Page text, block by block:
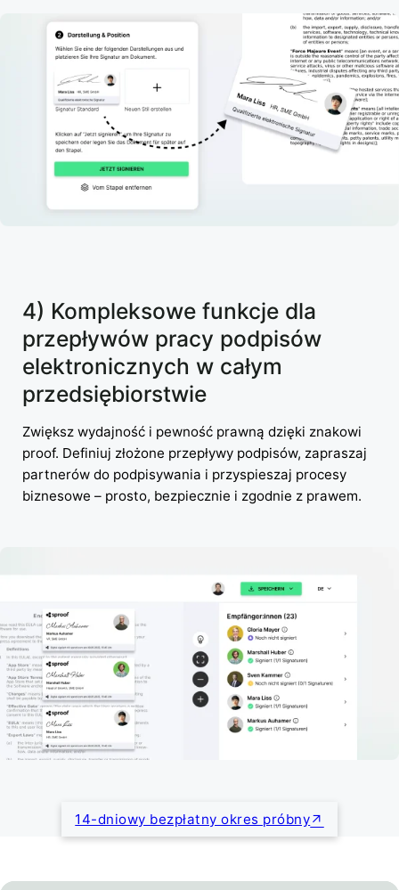
4) Kompleksowe funkcje dla
przepływów pracy podpisów
elektronicznych w całym
przedsiębiorstwie
Zwiększ wydajność i pewność prawną dzięki znakowi
proof. Definiuj złożone przepływy podpisów, zapraszaj
partnerów do podpisywania i przyspieszaj procesy
biznesowe – prosto, bezpiecznie i zgodnie z prawem.
14-dniowy bezpłatny okres próbny